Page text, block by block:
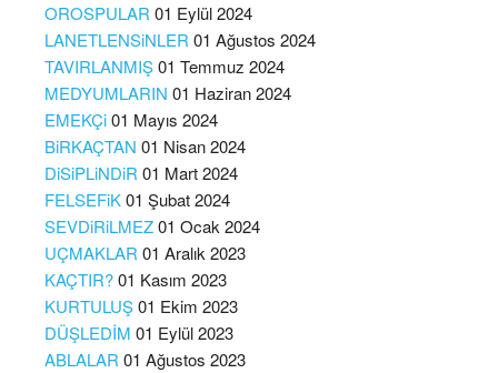
OROSPULAR 01 Eylül 2024
LANETLENSiNLER 01 Ağustos 2024
TAVIRLANMIŞ01 Temmuz 2024
MEDYUMLARIN 01 Haziran 2024
EMEKÇi01 Mayıs 2024
BiRKAÇTAN 01 Nisan 2024
DiSiPLiNDiR 01 Mart 2024
FELSEFiK01 Şubat 2024
SEVDiRiLMEZ01 Ocak 2024
UÇMAKLAR 01 Aralık 2023
KAÇTIR?01 Kasım 2023
KURTULUŞ01 Ekim 2023
DÜŞLEDİM 01 Eylül 2023
ABLALAR 01 Ağustos 2023